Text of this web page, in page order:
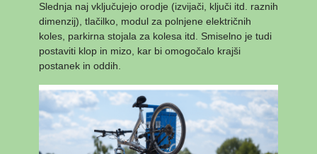
Slednja naj vključujejo orodje (izvijači, ključi itd. raznih
dimenzij), tlačilko, modul za polnjene električnih
koles, parkirna stojala za kolesa itd. Smiselno je tudi
postaviti klop in mizo, kar bi omogočalo krajši
postanek in oddih.